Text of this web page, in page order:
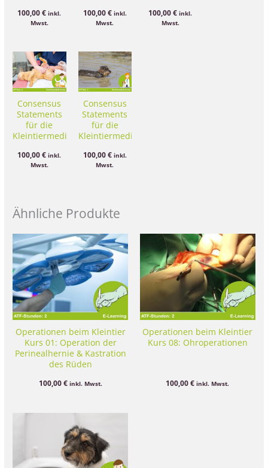
Borreliose
100,00€ inkl.
Mwst.
Chronische
Nierenerkrankungen
100,00€ inkl.
Mwst.
Chronische
Hepatitis
100,00€ inkl.
Mwst.
Consensus
Statements
für die
Kleintiermedizin
Urolithiasis
100,00€ inkl.
Mwst.
Consensus
Statements
für die
Kleintiermedizin
Leptospirose
100,00€ inkl.
Mwst.
Ähnliche Produkte
Operationen beim Kleintier
Kurs 01: Operation der
Perinealhernie & Kastration
des Rüden
100,00€ inkl. Mwst.
Operationen beim Kleintier
Kurs 08: Ohroperationen
100,00€ inkl. Mwst.